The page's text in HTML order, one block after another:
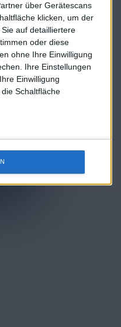
über Gerätescans
klicken, um der
auf detailliertere
oder diese
ohne Ihre Einwilligung
Ihre Einstellungen
Einwilligung
Schaltfläche